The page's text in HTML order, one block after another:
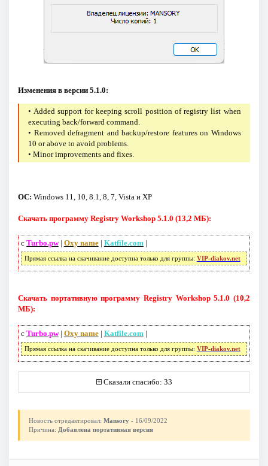
Изменения в версии 5.1.0:
• Added support for keeping scroll position of registry list when
executing back/forward command.
• Removed defragment and backup/restore features on Windows
10 or above to avoid problems.
• Minor improvements and fixes.
ОС: Windows 11, 10, 8.1, 8, 7, Vista и XP
Скачать программу Registry Workshop 5.1.0 (13,2 МБ):
с Turbo.pw| Oxy name| Katfile.com|
Прямая ссылка на скачивание доступна только для группы: VIP-diakov.net
Скачать портативную программу Registry Workshop 5.1.0 (10,2
МБ):
с Turbo.pw| Oxy name| Katfile.com|
Прямая ссылка на скачивание доступна только для группы: VIP-diakov.net
Сказали спасибо: 33
Новость отредактировал: Mansory- 16/09/2022
Причина: Добавлена портативная версия